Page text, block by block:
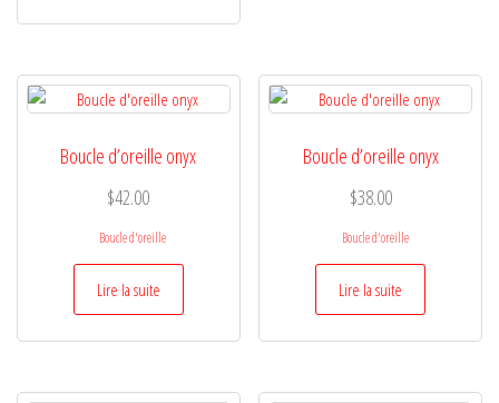
Boucle d’oreille onyx
$42.00
Boucle d'oreille
Lire la suite
Boucle d’oreille onyx
$38.00
Boucle d'oreille
Lire la suite